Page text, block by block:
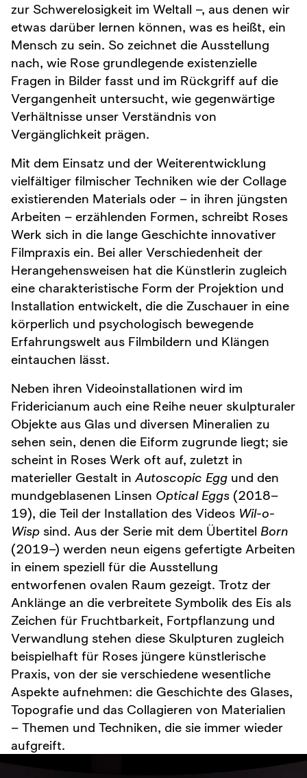
zur Schwerelosigkeit im Weltall –, aus denen wir
etwas darüber lernen können, was es heißt, ein
Mensch zu sein. So zeichnet die Ausstellung
nach, wie Rose grundlegende existenzielle
Fragen in Bilder fasst und im Rückgriff auf die
Vergangenheit untersucht, wie gegenwärtige
Verhältnisse unser Verständnis von
Vergänglichkeit prägen.
Mit dem Einsatz und der Weiterentwicklung
vielfältiger filmischer Techniken wie der Collage
existierenden Materials oder – in ihren jüngsten
Arbeiten – erzählenden Formen, schreibt Roses
Werk sich in die lange Geschichte innovativer
Filmpraxis ein. Bei aller Verschiedenheit der
Herangehensweisen hat die Künstlerin zugleich
eine charakteristische Form der Projektion und
Installation entwickelt, die die Zuschauer in eine
körperlich und psychologisch bewegende
Erfahrungswelt aus Filmbildern und Klängen
eintauchen lässt.
Neben ihren Videoinstallationen wird im
Fridericianum auch eine Reihe neuer skulpturaler
Objekte aus Glas und diversen Mineralien zu
sehen sein, denen die Eiform zugrunde liegt; sie
scheint in Roses Werk oft auf, zuletzt in
materieller Gestalt in Autoscopic Egg und den
mundgeblasenen Linsen Optical Eggs (2018–
19), die Teil der Installation des Videos Wil-o-
Wisp sind. Aus der Serie mit dem Übertitel Born
(2019–) werden neun eigens gefertigte Arbeiten
in einem speziell für die Ausstellung
entworfenen ovalen Raum gezeigt. Trotz der
Anklänge an die verbreitete Symbolik des Eis als
Zeichen für Fruchtbarkeit, Fortpflanzung und
Verwandlung stehen diese Skulpturen zugleich
beispielhaft für Roses jüngere künstlerische
Praxis, von der sie verschiedene wesentliche
Aspekte aufnehmen: die Geschichte des Glases,
Topografie und das Collagieren von Materialien
– Themen und Techniken, die sie immer wieder
aufgreift.